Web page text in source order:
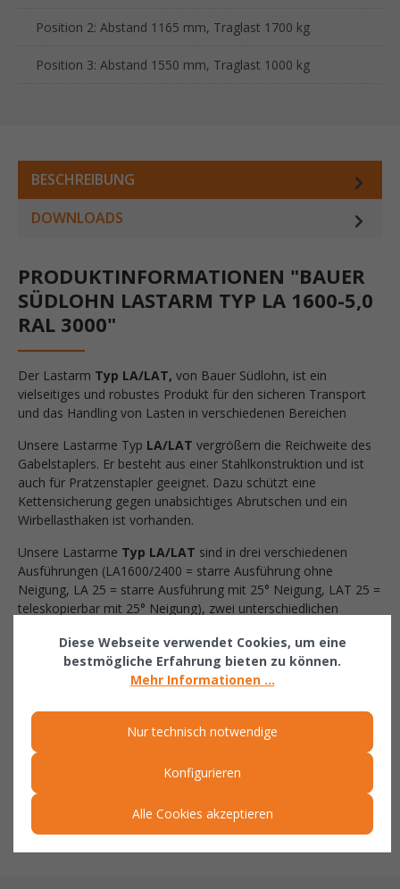
Position 2: Abstand 1165 mm, Traglast 1700 kg
Position 3: Abstand 1550 mm, Traglast 1000 kg
BESCHREIBUNG
DOWNLOADS
PRODUKTINFORMATIONEN "BAUER
SÜDLOHN LASTARM TYP LA 1600-5,0
RAL 3000"
Der Lastarm Typ LA/LAT, von Bauer Südlohn, ist ein
vielseitiges und robustes Produkt für den sicheren Transport
und das Handling von Lasten in verschiedenen Bereichen
Unsere Lastarme Typ LA/LAT vergrößern die Reichweite des
Gabelstaplers. Er besteht aus einer Stahlkonstruktion und ist
auch für Pratzenstapler geeignet. Dazu schützt eine
Kettensicherung gegen unabsichtiges Abrutschen und ein
Wirbellasthaken ist vorhanden.
Unsere Lastarme Typ LA/LAT sind in drei verschiedenen
Ausführungen (LA1600/2400 = starre Ausführung ohne
Neigung, LA 25 = starre Ausführung mit 25° Neigung, LAT 25 =
teleskopierbar mit 25° Neigung), zwei unterschiedlichen
Tragfähigkeiten ( 1000, 2500 oder 5000 kg) sowie in fünf
verschiedenen Farben (RAL 2000, RAL 3000, RAL 5012,
RAL6011, RAL 7005) oder als feuerverzinkte Ausführung
Insgesamt ist der Lastarm Typ LA/ LAT, von Bauer Südlohn,
ein zuverlässiges und leistungsstarkes Produkt made in
Mit seiner robusten Konstruktion, praktischen
Eigenschaften und vielseitigen Anpassungsmöglichkeiten ist er
eine wertvolle Unterstützung für die Logistik- und
Lagerprozesse in Unternehmen.
Diese Webseite verwendet Cookies, um eine
bestmögliche Erfahrung bieten zu können.
Mehr Informationen ...
Nur technisch notwendige
Konfigurieren
Alle Cookies akzeptieren